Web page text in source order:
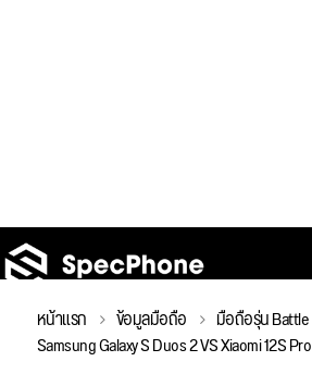
หน้าแรก ข้อมูลมือถือ มือถือรุ่น Battle
Samsung Galaxy S Duos 2 VS Xiaomi 12S Pro